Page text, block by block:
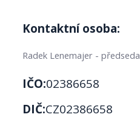
Kontaktní osoba:
Radek Lenemajer - předseda
IČO:02386658
DIČ:CZ02386658